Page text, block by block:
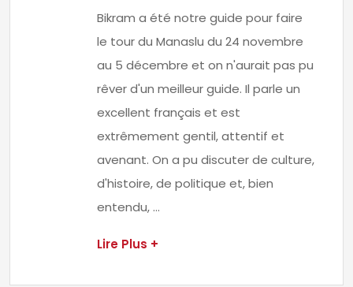
Bikram a été notre guide pour faire
le tour du Manaslu du 24 novembre
au 5 décembre et on n'aurait pas pu
rêver d'un meilleur guide. Il parle un
excellent français et est
extrêmement gentil, attentif et
avenant. On a pu discuter de culture,
d'histoire, de politique et, bien
entendu, ...
Lire Plus +